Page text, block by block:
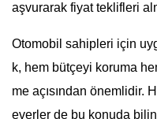
aşvurarak fiyat teklifleri
Otomobil sahipleri için
k, hem bütçeyi koruma
me açısından önemlidir.
everler de bu konuda